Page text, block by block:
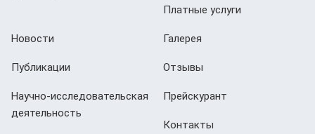
Платные услуги
Новости
Публикации
Научно-исследовательская
деятельность
Галерея
Отзывы
Прейскурант
Контакты